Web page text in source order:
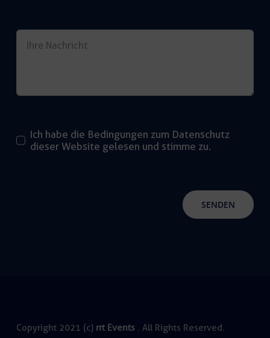
Ich habe die Bedingungen zum Datenschutz
dieser Website gelesen und stimme zu.
SENDEN
Copyright 2021 (c) rrt Events . All Rights Reserved.